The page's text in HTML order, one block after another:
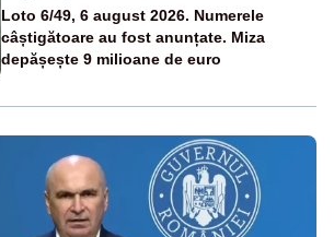
Loto 6/49, 6 august 2026. Numerele
câștigătoare au fost anunțate. Miza
depășește 9 milioane de euro